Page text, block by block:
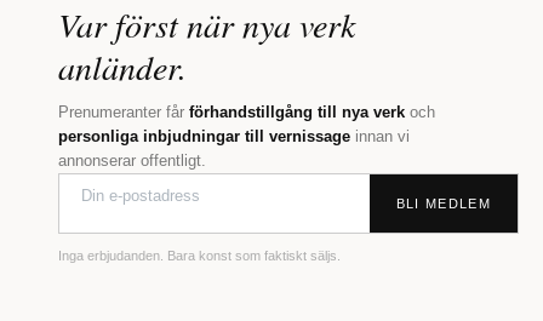
Var först när nya verk
anländer.
Prenumeranter får förhandstillgång till nya verk och
personliga inbjudningar till vernissage innan vi
annonserar offentligt.
BLI MEDLEM
Inga erbjudanden. Bara konst som faktiskt säljs.